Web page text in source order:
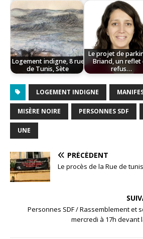
Logement indigne, 8 rue
de Tunis, Sète
Le projet de
Briand, un reflet
refus…
LOGEMENT INDIGNE
MISÈRE NOIRE PERSONNES SDF
UNE
PRÉCÉDENT
Le procès de la Rue de
Personnes SDF / Rassemblement et
mercredi à 17h devant